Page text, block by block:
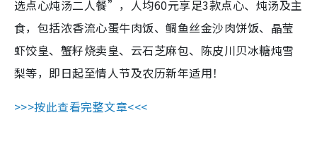
选点心炖汤二人餐”，人均60元享足3款点心、炖汤及主
食，包括浓香流心蛋牛肉饭、鲷鱼丝金沙肉饼饭、晶莹
虾饺皇、蟹籽烧卖皇、云石芝麻包、陈皮川贝冰糖炖雪
梨等，即日起至情人节及农历新年适用！
>>>按此查看完整文章<<<